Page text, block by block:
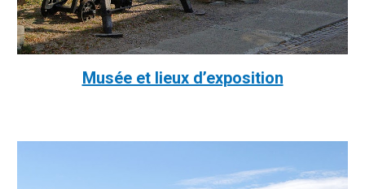
Musée et lieux d’exposition